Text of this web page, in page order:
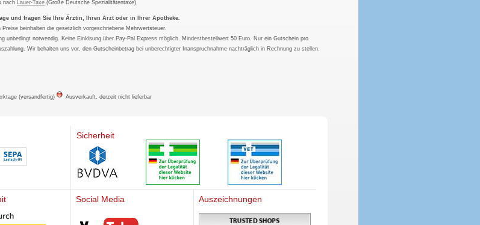
nach Lauer-Taxe (Große Deutsche Spezialitätentaxe)
und fragen Sie Ihre Ärztin, Ihren Arzt oder in Ihrer Apotheke.
beinhalten die gesetzlich vorgeschriebene Mehrwertsteuer.
unbedingt notwendig. Keine Einlösung über Pay-Pal Express möglich. Mindestbestellwert 50 Euro. Nur ein Gutschein pro
Wir behalten uns vor, den Gutscheinbetrag bei unberechtigter Inanspruchnahme nachträglich in Rechnung zu stellen.
(versandfertig) Ausverkauft, derzeit nicht lieferbar
Sicherheit
Social Media
Mediherz
Auszeichnungen